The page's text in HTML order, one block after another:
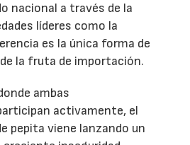
nacional a través de la
líderes como la
es la única forma de
la fruta de importación.
ambas
activamente, el
pepita viene lanzando un